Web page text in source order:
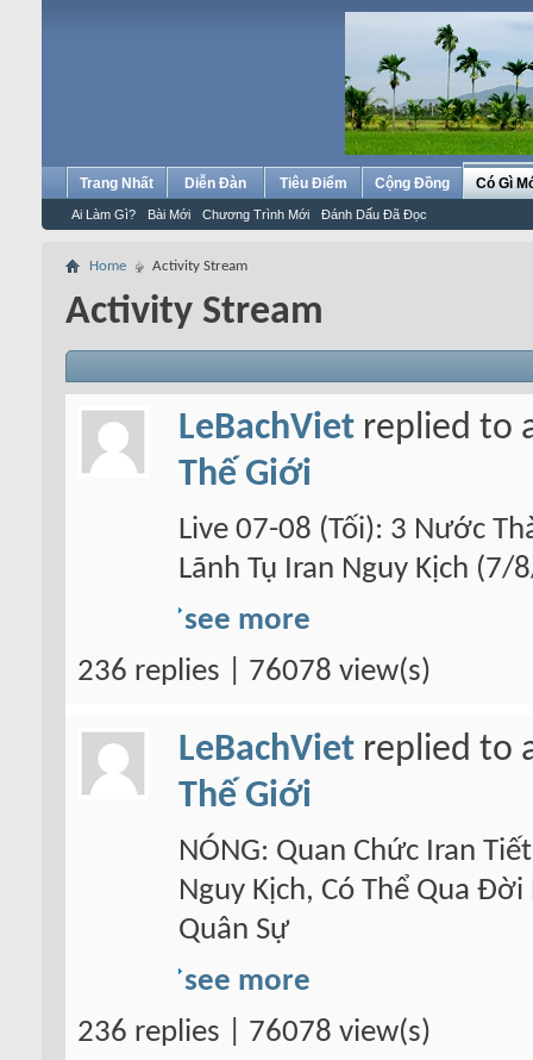
Trang Nhất Diễn Đàn Tiêu Điểm Cộng Đồng Có Gì
Ai Làm Gì? Bài Mới Chương Trình Mới Đánh Dấu Đã Đọc
Home Activity Stream
Activity Stream
LeBachViet replied to
Thế Giới
Live 07-08 (Tối): 3 Nước
Lãnh Tụ Iran Nguy Kịch
see more
236 replies | 76078 view(s)
LeBachViet replied to
Thế Giới
NÓNG: Quan Chức Iran
Nguy Kịch, Có Thể Qua
Quân Sự
see more
236 replies | 76078 view(s)